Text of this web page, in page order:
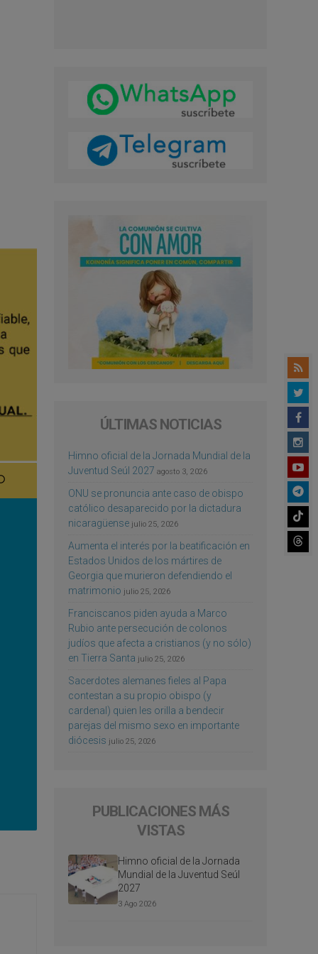
ÚLTIMAS NOTICIAS
Himno oficial de la Jornada Mundial de la
Juventud Seúl 2027 agosto 3, 2026
ONU se pronuncia ante caso de obispo
católico desaparecido por la dictadura
nicaragüense julio 25, 2026
Aumenta el interés por la beatificación en
Estados Unidos de los mártires de
Georgia que murieron defendiendo el
matrimonio julio 25, 2026
Franciscanos piden ayuda a Marco
Rubio ante persecución de colonos
judíos que afecta a cristianos (y no sólo)
en Tierra Santa julio 25, 2026
Sacerdotes alemanes fieles al Papa
contestan a su propio obispo (y
cardenal) quien les orilla a bendecir
parejas del mismo sexo en importante
diócesis julio 25, 2026
PUBLICACIONES MÁS
VISTAS
Himno oficial de la Jornada
Mundial de la Juventud Seúl
2027
3 Ago 2026